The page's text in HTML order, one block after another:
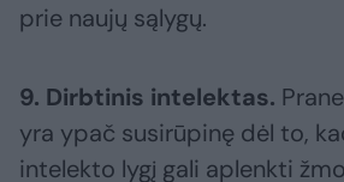
prie naujų sąlygų.
9. Dirbtinis intelektas.
yra ypač susirūpinę dėl to,
intelekto lygį gali aplenkti